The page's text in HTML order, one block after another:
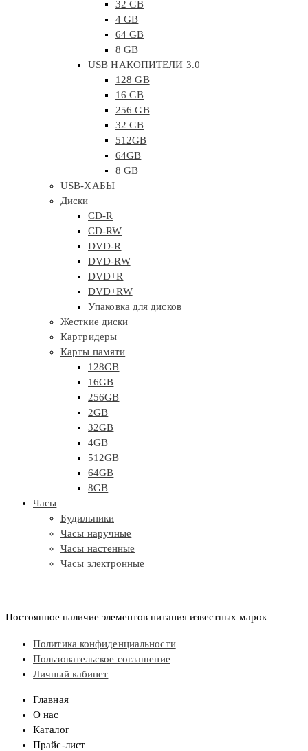
32 GB
4 GB
64 GB
8 GB
USB НАКОПИТЕЛИ 3.0
128 GB
16 GB
256 GB
32 GB
512GB
64GB
8 GB
USB-ХАБЫ
Диски
CD-R
CD-RW
DVD-R
DVD-RW
DVD+R
DVD+RW
Упаковка для дисков
Жесткие диски
Картридеры
Карты памяти
128GB
16GB
256GB
2GB
32GB
4GB
512GB
64GB
8GB
Часы
Будильники
Часы наручные
Часы настенные
Часы электронные
Постоянное наличие элементов питания известных марок
Политика конфиденциальности
Пользовательское соглашение
Личный кабинет
Главная
О нас
Каталог
Прайс-лист